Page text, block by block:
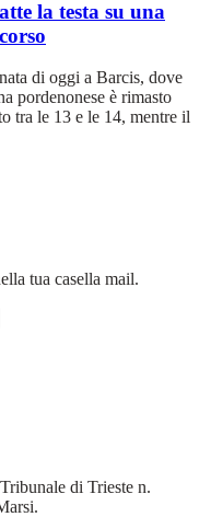
la testa su una
di oggi a Barcis, dove
pordenonese è rimasto
tra le 13 e le 14, mentre il
tua casella mail.
di Trieste n.